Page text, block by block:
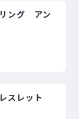
ング アン
スレット